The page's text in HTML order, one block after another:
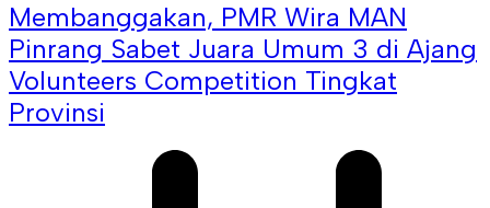
Membanggakan, PMR Wira MAN
Pinrang Sabet Juara Umum 3 di Ajang
Volunteers Competition Tingkat
Provinsi